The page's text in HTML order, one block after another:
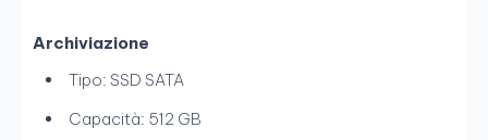
Archiviazione
Tipo: SSD SATA
Capacità: 512 GB